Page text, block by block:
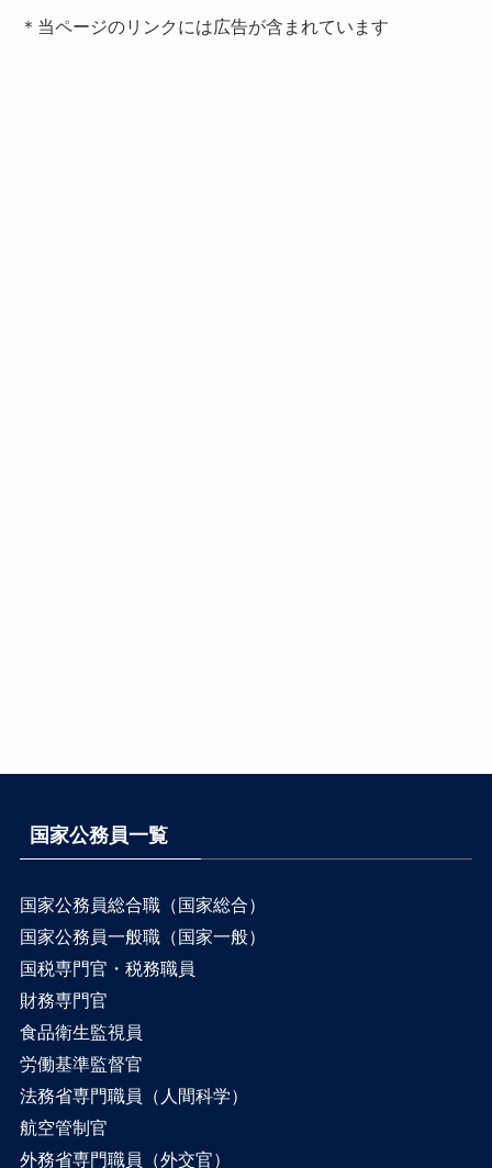
＊当ページのリンクには広告が含まれています
国家公務員一覧
国家公務員総合職（国家総合）
国家公務員一般職（国家一般）
国税専門官・税務職員
財務専門官
食品衛生監視員
労働基準監督官
法務省専門職員（人間科学）
航空管制官
外務省専門職員（外交官）